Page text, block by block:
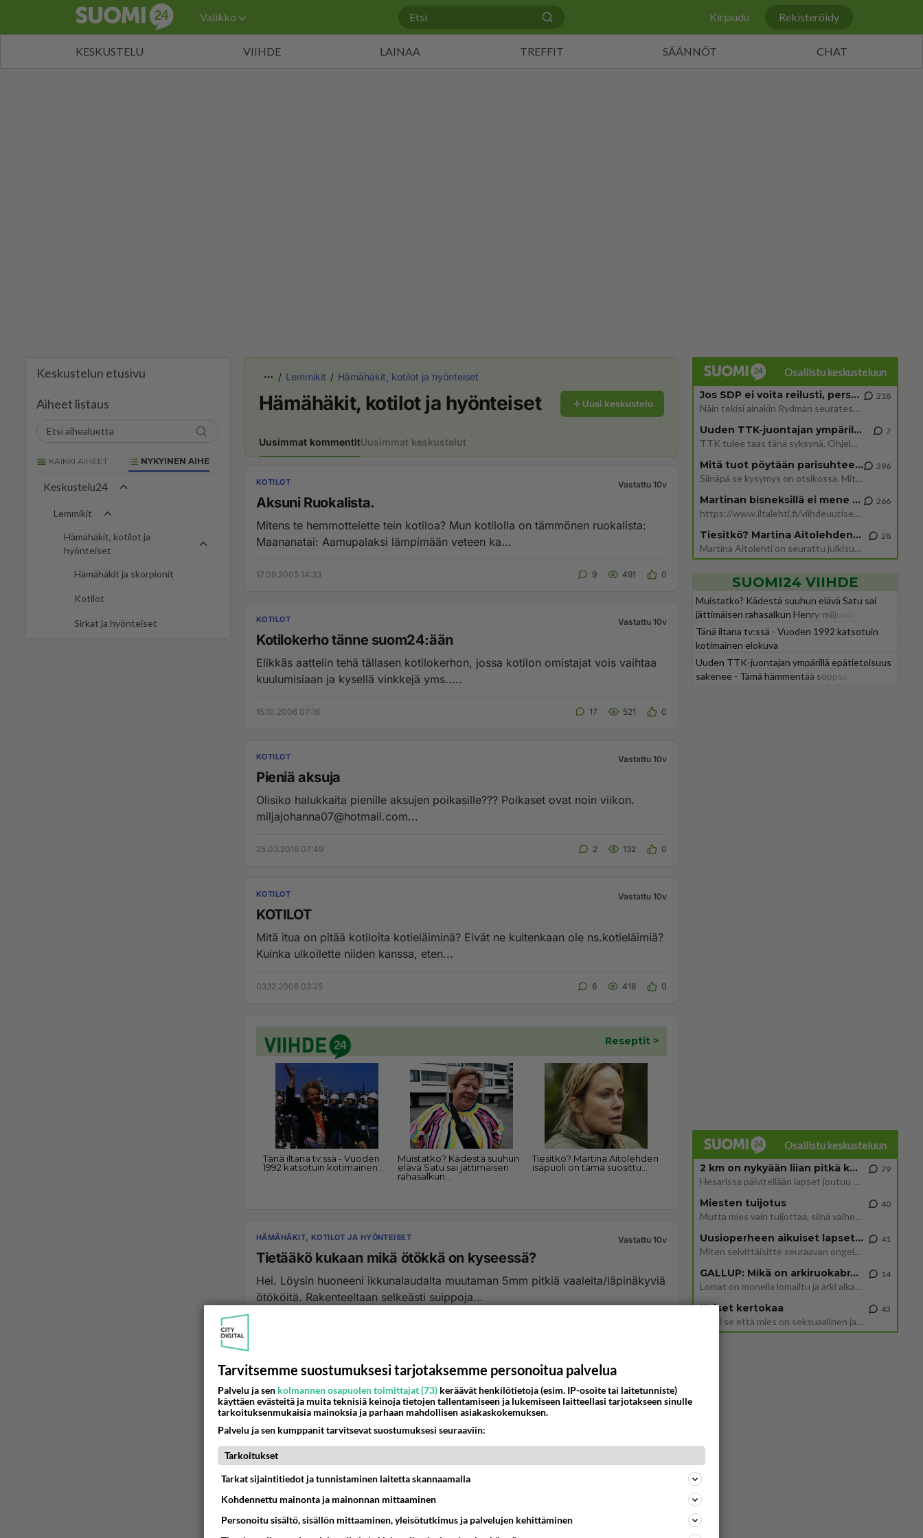
Valikko Kirjaudu Rekisteröidy
KESKUSTELU VIIHDE LAINAA TREFFIT SÄÄNNÖT CHAT
Keskustelun etusivu
Aiheet listaus
KAIKKI AIHEET NYKYINEN AIHE
Keskustelu24
Lemmikit
Hämähäkit, kotilot ja
hyönteiset
Hämähäkit ja skorpionit
Kotilot
Sirkat ja hyönteiset
Lemmikit Hämähäkit, kotilot ja hyönteiset
Hämähäkit, kotilot ja hyönteiset Uusi keskustelu
Uusimmat kommentitUusimmat keskustelut
KOTILOT Vastattu 10v
Aksuni Ruokalista.
Mitens te hemmottelette tein kotiloa? Mun kotilolla on tämmönen ruokalista:
Maananatai: Aamupalaksi lämpimään veteen ka...
17.09.2005 14:33 9 491 0
KOTILOT Vastattu 10v
Kotilokerho tänne suom24:ään
Elikkäs aattelin tehä tällasen kotilokerhon, jossa kotilon omistajat vois vaihtaa
kuulumisiaan ja kysellä vinkkejä yms.....
15.10.2006 07:16 17 521 0
KOTILOT Vastattu 10v
Pieniä aksuja
Olisiko halukkaita pienille aksujen poikasille??? Poikaset ovat noin viikon.
miljajohanna07@hotmail.com...
25.03.2016 07:49 2 132 0
KOTILOT Vastattu 10v
KOTILOT
Mitä itua on pitää kotiloita kotieläiminä? Eivät ne kuitenkaan ole ns.kotieläimiä?
Kuinka ulkoilette niiden kanssa, eten...
03.12.2006 03:25 6 418 0
HÄMÄHÄKIT, KOTILOT JA HYÖNTEISET Vastattu 10v
Tietääkö kukaan mikä ötökkä on kyseessä?
Hei. Löysin huoneeni ikkunalaudalta muutaman 5mm pitkiä vaaleita/läpinäkyviä
ötököitä. Rakenteeltaan selkeästi suippoja...
Osallistu keskusteluun
Jos SDP ei voita reilusti, persut kumoavat demokratian Suomesta
Näin tekisi ainakin Rydman seuratessaan idolinsa Trumpin mallia https://www.is.fi/politiikka/art-2000012187244.html
218
Uuden TTK-juontajan ympärillä epätietoisuus sakenee - Nyt MTV hämmentää soppaa
TTK tulee taas tänä syksynä. Ohjelman uudet tähtioppilaat julkistetaan torstaina 6. elokuuta klo 14 alkavassa lehdistö
7
Mitä tuot pöytään parisuhteessa?
Siinäpä se kysymys on otsikossa. Mitäpä siis tuot/toisit pöytään parisuhteessa? Oletko mies vai nainen? Koetko sen mitä
396
Martinan bisneksillä ei mene hyvin
https://www.iltalehti.fi/viihdeuutiset/a/c46da6ab-340f-4790-aaa7-0865eed2336 Yrityksen konkurssihakemus on tullut kärä
266
Tiesitkö? Martina Aitolehden isäpuoli on tämä suosittu laulaja
Martina Aitolehti on seurattu julkisuuden henkilö. Lähipiiriin mahtuu muitakin tunnettuja henkilöitä. Tiesitkö, että Ma
28
SUOMI24 VIIHDE
Muistatko? Kädestä suuhun elävä Satu sai
jättimäisen rahasalkun Henry-miljonääriltä
Tänä iltana tv:ssä - Vuoden 1992 katsotuin
kotimainen elokuva
Uuden TTK-juontajan ympärillä epätietoisuus
sakenee - Tämä hämmentää soppaa
Osallistu keskusteluun
2 km on nykyään liian pitkä koulumatka
Hesarissa päivitellään lapset joutuu nyt kulkemaan 2 km kouluun jösses. Ruostefillarilla tuo matka menee vaikka miten äk
79
Miesten tuijotus
Mutta mies vain tuijottaa, siinä vaiheessa käännän itse pään pois. Mikä juttu? Yleensä jos joku tuijottaa tai katsoo, hä
40
Uusioperheen aikuiset lapset tyhjentää jääkaapin käydessään
Miten selvittäisitte seuraavan ongelman, meillä on uusioperhe, minulla teini-ikäiset lapset ja puolisolla aikuiset, jotk
41
GALLUP: Mikä on arkiruokabravuurisi?
Lomat on monella lomailtu ja arki alkaa. Se voi tarkoittaa myös sitä, että grillailut on grillattu ja palataan arjen ruo
14
Naiset kertokaa
Miksi se että mies on seksuaalinen ja haluaa seksiä ja te olette hänen mielestänne haluttava on vastenmielistä? Mikä sii
43
Tarvitsemme suostumuksesi tarjotaksemme personoitua palvelua
Palvelu ja sen kolmannen osapuolen toimittajat (73) keräävät henkilötietoja (esim. IP-osoite tai laitetunniste)
käyttäen evästeitä ja muita teknisiä keinoja tietojen tallentamiseen ja lukemiseen laitteellasi tarjotakseen sinulle
tarkoituksenmukaisia mainoksia ja parhaan mahdollisen asiakaskokemuksen.
Palvelu ja sen kumppanit tarvitsevat suostumuksesi seuraaviin:
Tarkoitukset
Tarkat sijaintitiedot ja tunnistaminen laitetta skannaamalla
Kohdennettu mainonta ja mainonnan mittaaminen
Personoitu sisältö, sisällön mittaaminen, yleisötutkimus ja palvelujen kehittäminen